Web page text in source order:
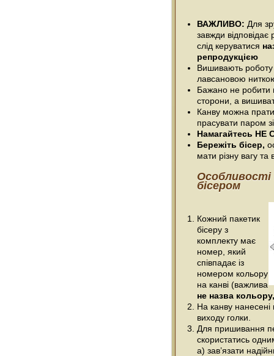
ВАЖЛИВО: Для
завжди
слід керуватися
репродукцією
Вишивають
лавсановою
Бажано не робити
сторони, а
Канву можна
прасувати паром
Намагайтесь НЕ
Бережіть бісер,
мати різну вагу та
бісером
Кожний пакетик
бісеру з
комплекту має
номер, який
співпадає із
номером кольору
на канві (важлива
не назва
На канву нанесені
виходу голки.
Для пришивання
скористатись
а) зав’язати